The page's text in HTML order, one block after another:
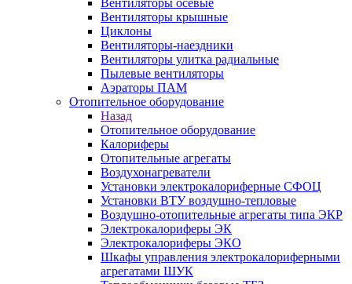
Вентиляторы осевые
Вентиляторы крышные
Циклоны
Вентиляторы-наездники
Вентиляторы улитка радиальные
Пылевые вентиляторы
Аэраторы ПАМ
Отопительное оборудование
Назад
Отопительное оборудование
Калориферы
Отопительные агрегаты
Воздухонагреватели
Установки электрокалориферные СФОЦ
Установки ВТУ воздушно-тепловые
Воздушно-отопительные агрегаты типа ЭКР
Электрокалориферы ЭК
Электрокалориферы ЭКО
Шкафы управления электрокалориферными
агрегатами ШУК